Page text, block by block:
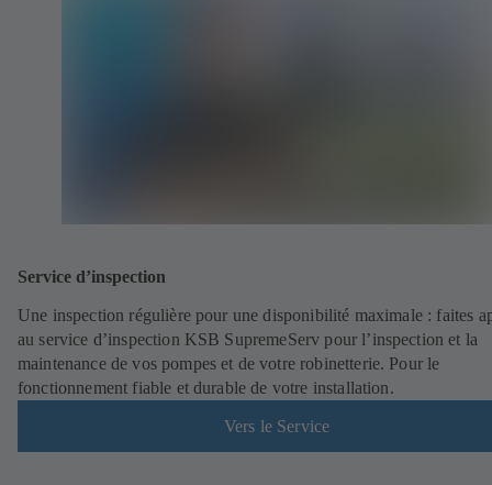
Service d’inspection
Une inspection régulière pour une disponibilité maximale : faites
au service d’inspection KSB SupremeServ pour l’inspection et la
maintenance de vos pompes et de votre robinetterie. Pour le
fonctionnement fiable et durable de votre installation.
Vers le Service